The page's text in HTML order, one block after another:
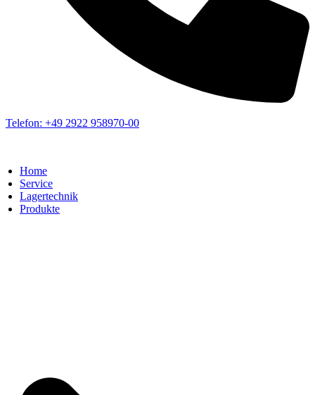
Telefon: +49 2922 958970-00
Home
Service
Lagertechnik
Produkte